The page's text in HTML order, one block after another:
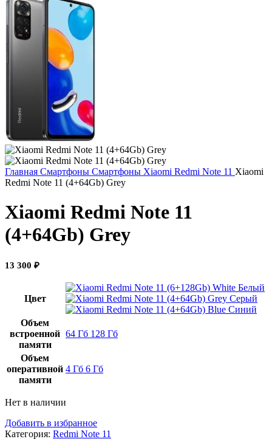
Главная Смартфоны Смартфоны Xiaomi Redmi Note 11 Xiaomi
Redmi Note 11 (4+64Gb) Grey
Xiaomi Redmi Note 11
(4+64Gb) Grey
13 300 ₽
Цвет
Белый
Серый
Синий
Объем
встроенной
памяти
64 Гб 128 Гб
Объем
оперативной
памяти
4 Гб 6 Гб
Нет в наличии
Добавить в избранное
Категория: Redmi Note 11